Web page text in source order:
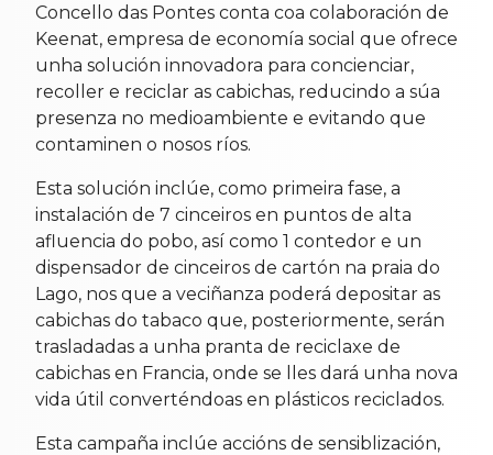
Concello das Pontes conta coa colaboración de
Keenat, empresa de economía social que ofrece
unha solución innovadora para concienciar,
recoller e reciclar as cabichas, reducindo a súa
presenza no medioambiente e evitando que
contaminen o nosos ríos.
Esta solución inclúe, como primeira fase, a
instalación de 7 cinceiros en puntos de alta
afluencia do pobo, así como 1 contedor e un
dispensador de cinceiros de cartón na praia do
Lago, nos que a veciñanza poderá depositar as
cabichas do tabaco que, posteriormente, serán
trasladadas a unha pranta de reciclaxe de
cabichas en Francia, onde se lles dará unha nova
vida útil converténdoas en plásticos reciclados.
Esta campaña inclúe accións de sensiblización,